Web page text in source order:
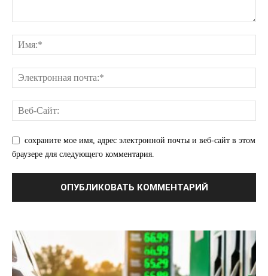
сохраните мое имя, адрес электронной почты и веб-сайт в этом
браузере для следующего комментария.